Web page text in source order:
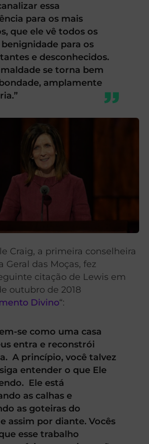
essa
para os mais
que ele vê todos os
benignidade para os
e desconhecidos.
se torna bem
amplamente
Craig, a primeira conselheira
Geral das Moças, fez
citação de Lewis em
outubro de 2018
Divino“:
se como uma casa
entra e reconstrói
A princípio, você talvez
entender o que Ele
Ele está
as calhas e
as goteiras do
assim por diante. Vocês
esse trabalho